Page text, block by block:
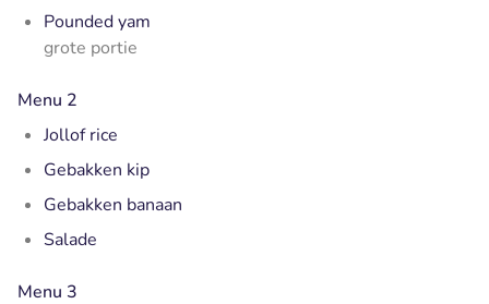
Pounded yam
grote portie
Menu 2
Jollof rice
Gebakken kip
Gebakken banaan
Salade
Menu 3